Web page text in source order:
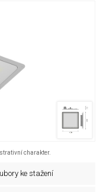
charakter.
ke stažení